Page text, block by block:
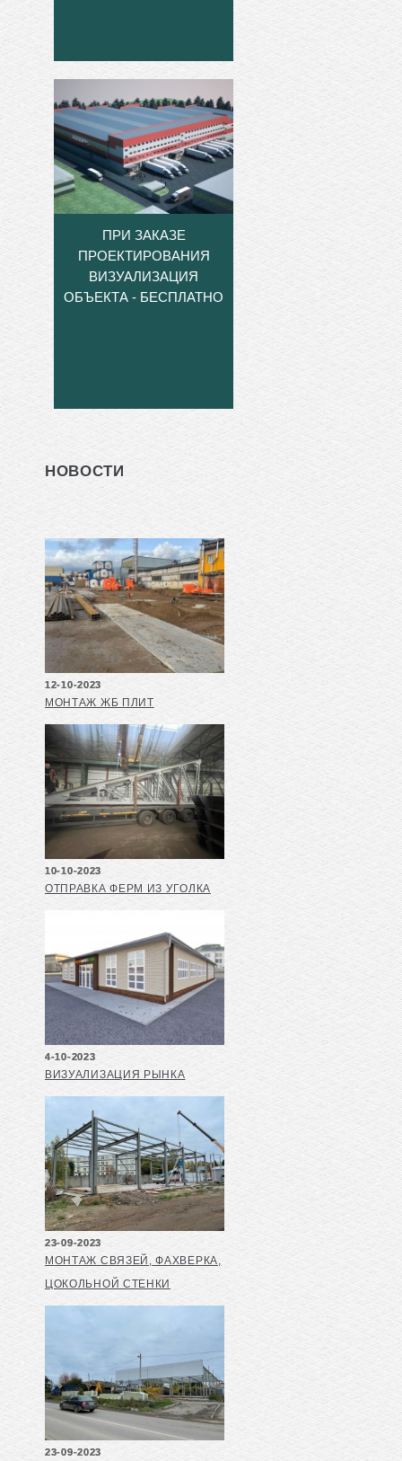
ПРИ ЗАКАЗЕ
ПРОЕКТИРОВАНИЯ
ВИЗУАЛИЗАЦИЯ
ОБЪЕКТА - БЕСПЛАТНО
НОВОСТИ
12-10-2023
МОНТАЖ ЖБ ПЛИТ
10-10-2023
ОТПРАВКА ФЕРМ ИЗ УГОЛКА
4-10-2023
ВИЗУАЛИЗАЦИЯ РЫНКА
23-09-2023
МОНТАЖ СВЯЗЕЙ, ФАХВЕРКА,
ЦОКОЛЬНОЙ СТЕНКИ
23-09-2023